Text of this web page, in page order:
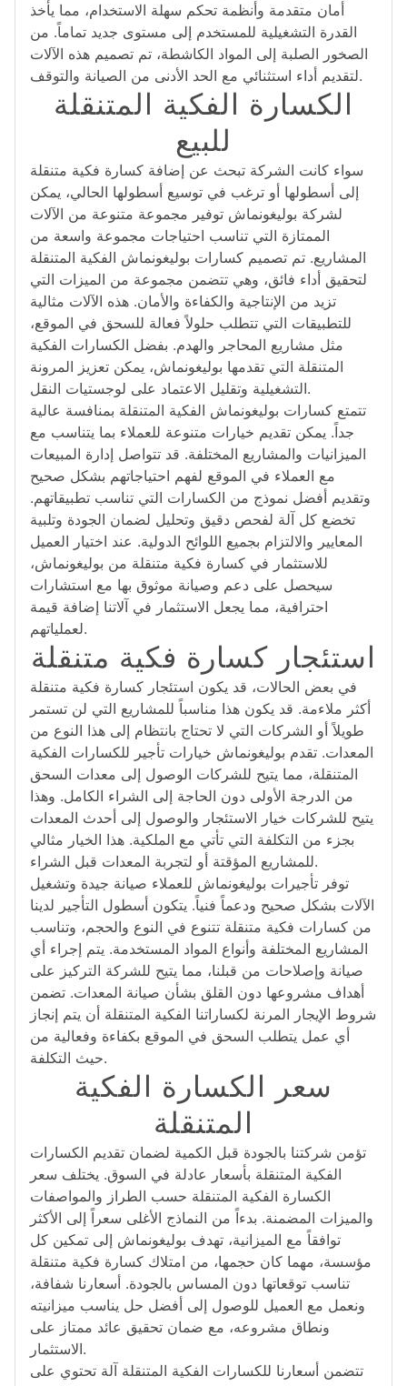
أمان متقدمة وأنظمة تحكم سهلة الاستخدام، مما يأخذ
القدرة التشغيلية للمستخدم إلى مستوى جديد تماماً. من
الصخور الصلبة إلى المواد الكاشطة، تم تصميم هذه الآلات
لتقديم أداء استثنائي مع الحد الأدنى من الصيانة والتوقف.
الكسارة الفكية المتنقلة
للبيع
سواء كانت الشركة تبحث عن إضافة كسارة فكية متنقلة
إلى أسطولها أو ترغب في توسيع أسطولها الحالي، يمكن
لشركة بوليغونماش توفير مجموعة متنوعة من الآلات
الممتازة التي تناسب احتياجات مجموعة واسعة من
المشاريع. تم تصميم كسارات بوليغونماش الفكية المتنقلة
لتحقيق أداء فائق، وهي تتضمن مجموعة من الميزات التي
تزيد من الإنتاجية والكفاءة والأمان. هذه الآلات مثالية
للتطبيقات التي تتطلب حلولاً فعالة للسحق في الموقع،
مثل مشاريع المحاجر والهدم. بفضل الكسارات الفكية
المتنقلة التي تقدمها بوليغونماش، يمكن تعزيز المرونة
التشغيلية وتقليل الاعتماد على لوجستيات النقل.
تتمتع كسارات بوليغونماش الفكية المتنقلة بمنافسة عالية
جداً. يمكن تقديم خيارات متنوعة للعملاء بما يتناسب مع
الميزانيات والمشاريع المختلفة. قد تتواصل إدارة المبيعات
مع العملاء في الموقع لفهم احتياجاتهم بشكل صحيح
وتقديم أفضل نموذج من الكسارات التي تناسب تطبيقاتهم.
تخضع كل آلة لفحص دقيق وتحليل لضمان الجودة وتلبية
المعايير والالتزام بجميع اللوائح الدولية. عند اختيار العميل
للاستثمار في كسارة فكية متنقلة من بوليغونماش،
سيحصل على دعم وصيانة موثوق بها مع استشارات
احترافية، مما يجعل الاستثمار في آلاتنا إضافة قيمة
لعملياتهم.
استئجار كسارة فكية متنقلة
في بعض الحالات، قد يكون استئجار كسارة فكية متنقلة
أكثر ملاءمة. قد يكون هذا مناسباً للمشاريع التي لن تستمر
طويلاً أو الشركات التي لا تحتاج بانتظام إلى هذا النوع من
المعدات. تقدم بوليغونماش خيارات تأجير للكسارات الفكية
المتنقلة، مما يتيح للشركات الوصول إلى معدات السحق
من الدرجة الأولى دون الحاجة إلى الشراء الكامل. وهذا
يتيح للشركات خيار الاستئجار والوصول إلى أحدث المعدات
بجزء من التكلفة التي تأتي مع الملكية. هذا الخيار مثالي
للمشاريع المؤقتة أو لتجربة المعدات قبل الشراء.
توفر تأجيرات بوليغونماش للعملاء صيانة جيدة وتشغيل
الآلات بشكل صحيح ودعماً فنياً. يتكون أسطول التأجير لدينا
من كسارات فكية متنقلة تتنوع في النوع والحجم، وتناسب
المشاريع المختلفة وأنواع المواد المستخدمة. يتم إجراء أي
صيانة وإصلاحات من قبلنا، مما يتيح للشركة التركيز على
أهداف مشروعها دون القلق بشأن صيانة المعدات. تضمن
شروط الإيجار المرنة لكساراتنا الفكية المتنقلة أن يتم إنجاز
أي عمل يتطلب السحق في الموقع بكفاءة وفعالية من
حيث التكلفة.
سعر الكسارة الفكية
المتنقلة
تؤمن شركتنا بالجودة قبل الكمية لضمان تقديم الكسارات
الفكية المتنقلة بأسعار عادلة في السوق. يختلف سعر
الكسارة الفكية المتنقلة حسب الطراز والمواصفات
والميزات المضمنة. بدءاً من النماذج الأغلى سعراً إلى الأكثر
توافقاً مع الميزانية، تهدف بوليغونماش إلى تمكين كل
مؤسسة، مهما كان حجمها، من امتلاك كسارة فكية متنقلة
تناسب توقعاتها دون المساس بالجودة. أسعارنا شفافة،
ونعمل مع العميل للوصول إلى أفضل حل يناسب ميزانيته
ونطاق مشروعه، مع ضمان تحقيق عائد ممتاز على
الاستثمار.
تتضمن أسعارنا للكسارات الفكية المتنقلة آلة تحتوي على